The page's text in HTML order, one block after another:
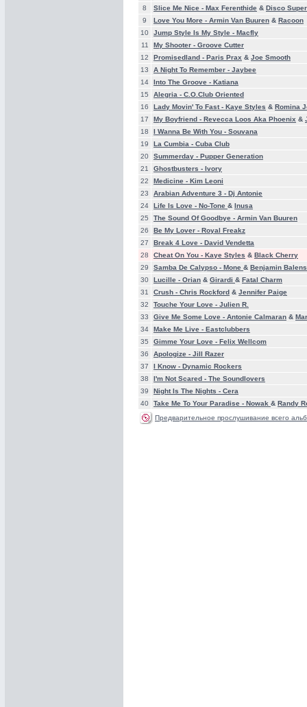
8
Slice Me Nice - Max Ferenthide & Disco
9
Love You More - Armin Van Buuren & Racoon
10
Jump Style Is My Style - Macfly
11
My Shooter - Groove Cutter
12
Promisedland - Paris Prax & Joe Smooth
13
A Night To Remember - Jaybee
14
Into The Groove - Katiana
15
Alegria - C.O.Club Oriented
16
Lady Movin' To Fast - Kaye Styles & Romina
17
My Boyfriend - Revecca Loos Aka Phoenix &
18
I Wanna Be With You - Souvana
19
La Cumbia - Cuba Club
20
Summerday - Pupper Generation
21
Ghostbusters - Ivory
22
Medicine - Kim Leoni
23
Arabian Adventure 3 - Dj Antonie
24
Life Is Love - No-Tone & Inusa
25
The Sound Of Goodbye - Armin Van Buuren
26
Be My Lover - Royal Freakz
27
Break 4 Love - David Vendetta
28
Cheat On You - Kaye Styles & Black Cherry
29
Samba De Calypso - Mone & Benjamin
30
Lucille - Orian & Girardi & Fatal Charm
31
Crush - Chris Rockford & Jennifer Paige
32
Touche Your Love - Julien R.
33
Give Me Some Love - Antonie Calmaran &
34
Make Me Live - Eastclubbers
35
Gimme Your Love - Felix Wellcom
36
Apologize - Jill Razer
37
I Know - Dynamic Rockers
38
I'm Not Scared - The Soundlovers
39
Night Is The Nights - Cera
40
Take Me To Your Paradise - Nowak & Randy
Предварительное прослушивание всего